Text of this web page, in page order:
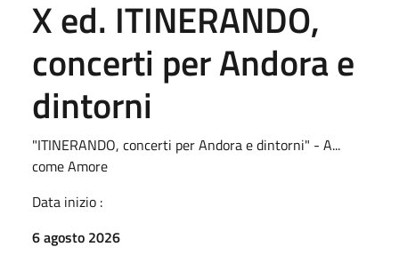
X ed. ITINERANDO,
concerti per Andora e
dintorni
"ITINERANDO, concerti per Andora e dintorni" - A...
come Amore
Data inizio :
6 agosto 2026